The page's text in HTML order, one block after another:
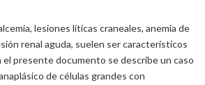
lesiones líticas craneales, anemia de
renal aguda, suelen ser característicos
el presente documento se describe un caso
de células grandes con